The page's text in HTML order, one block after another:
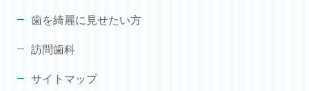
歯を綺麗に見せたい方
訪問歯科
サイトマップ